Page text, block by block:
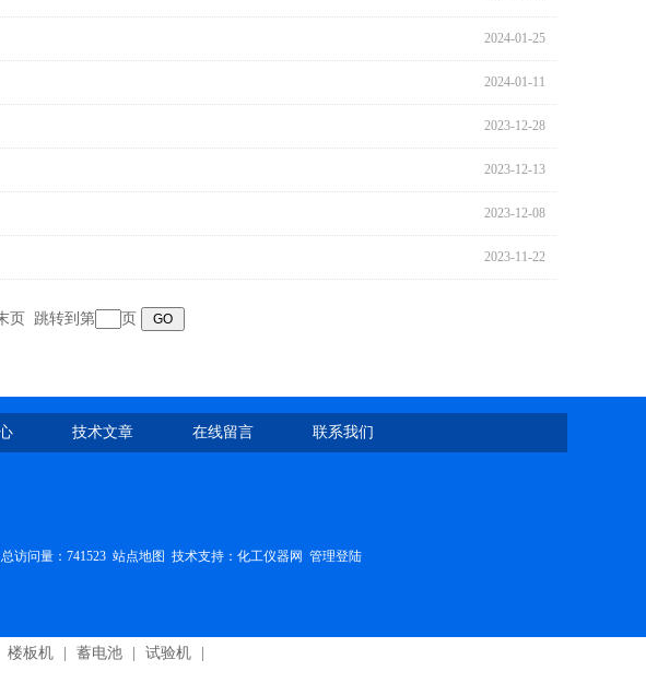
2024-01-25
2024-01-11
2023-12-28
2023-12-13
2023-12-08
2023-11-22
页 跳转到第 页
技术文章 在线留言 联系我们
总访问量：741523 站点地图 技术支持： 化工仪器网 管理登陆
楼板机 蓄电池 试验机